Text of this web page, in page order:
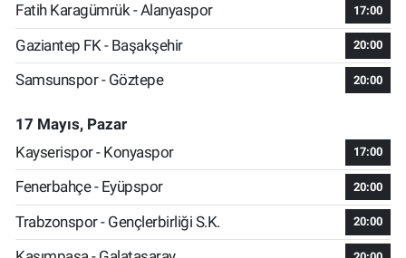
Fatih Karagümrük - Alanyaspor
17:00
Gaziantep FK - Başakşehir 20:00
Samsunspor - Göztepe 20:00
17 Mayıs, Pazar
Kayserispor - Konyaspor
17:00
Fenerbahçe - Eyüpspor 20:00
Trabzonspor - Gençlerbirliği S.K. 20:00